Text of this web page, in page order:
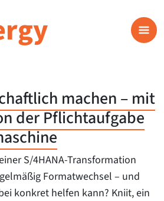
machen – mit
der Pflichtaufgabe
S/4HANA-Transformation
Formatwechsel – und
konkret helfen kann? Kniit, ein